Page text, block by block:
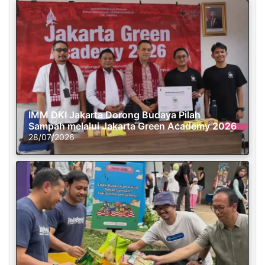
IMM DKI Jakarta Dorong Budaya Pilah
Sampah melalui Jakarta Green Academy 2026
28/07/2026